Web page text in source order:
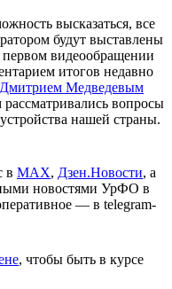
высказаться, все
будут выставлены
видеообращении
итогов недавно
Дмитрием Медведевым
рассматривались вопросы
нашей страны.
в МАХ, Дзен.Новости, а
новостями УрФО в
— в telegram-
, чтобы быть в курсе